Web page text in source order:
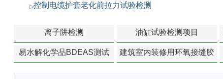
控制电缆护套老化前拉力试验检测
离子阱检测 油缸试验检测项目
易水解化学品BDEAS测试
建筑室内装修用环氧接缝胶